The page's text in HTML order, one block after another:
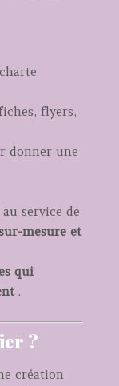
flyers,
donner une
au service de
mesure et
qui
.
?
création